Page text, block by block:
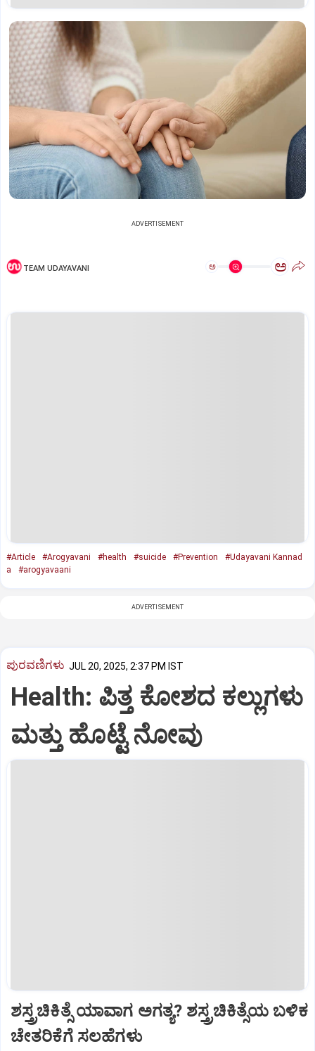
ADVERTISEMENT
TEAM UDAYAVANI ಅ ಅ
#Article #Arogyavani #health #suicide #Prevention
#Udayavani Kannad
a
#arogyavaani
ADVERTISEMENT
ಪುರವಣಿಗಳು JUL 20, 2025, 2:37 PM IST
Health: ಪಿತ್ತ ಕೋಶದ ಕಲ್ಲುಗಳು
ಮತ್ತು ಹೊಟ್ಟೆ ನೋವು
ಶಸ್ತ್ರಚಿಕಿತ್ಸೆ ಯಾವಾಗ ಅಗತ್ಯ? ಶಸ್ತ್ರಚಿಕಿತ್ಸೆಯ ಬಳಿಕ
ಚೇತರಿಕೆಗೆ ಸಲಹೆಗಳು